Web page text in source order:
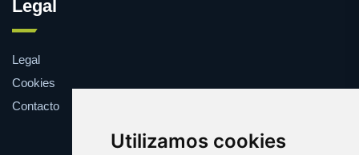
Utilizamos cookies
Legal
Legal
Cookies
Contacto